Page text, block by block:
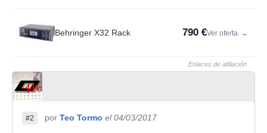
Behringer X32 Rack 790 €Ver oferta →
Enlaces de afiliación
#2 por Teo Tormo el 04/03/2017